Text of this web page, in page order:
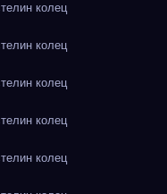
колец
колец
колец
колец
колец